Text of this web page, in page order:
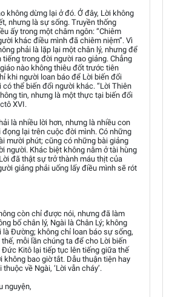
không dừng lại ở đó. Ở đây, Lời không
nhưng là sự sống. Truyền thống
ấy trong một châm ngôn: “Chiêm
khác điều mình đã chiêm niệm”. Vì
phải là lặp lại một chân lý, nhưng để
tiếng trong đời người rao giảng. Chẳng
nào không thiêu đốt trước tiên
khi người loan báo để Lời biến đổi
có thể biến đổi người khác. “Lời Thiên
tin, nhưng là một thực tại biến đổi
XVI.
là nhiều lời hơn, nhưng là nhiều con
lại trên cuộc đời mình. Có những
mười phút; cũng có những bài giảng
người. Khác biệt không nằm ở tài hùng
đã thật sự trở thành máu thịt của
giảng phải uống lấy điều mình sẽ rót
còn chỉ được nói, nhưng đã làm
bố chân lý, Ngài là Chân Lý; không
Đường; không chỉ loan báo sự sống,
thế, mỗi lần chúng ta để cho Lời biến
Kitô lại tiếp tục lên tiếng giữa thế
không bao giờ tắt. Dẫu thuận tiện hay
về Ngài, ‘Lời vẫn cháy’.
nguyện,